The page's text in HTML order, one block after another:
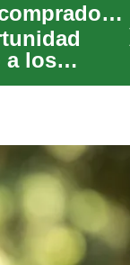
Casas embargadas: Una guía completa para compradores potenciales
a los